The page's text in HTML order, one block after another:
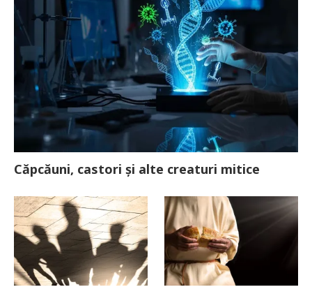
Căpcăuni, castori și alte creaturi mitice